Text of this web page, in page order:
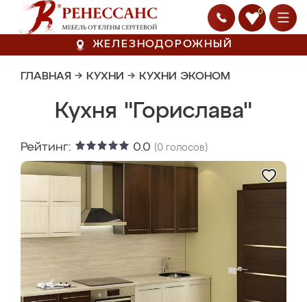
0
ЖЕЛЕЗНОДОРОЖНЫЙ
ГЛАВНАЯ → КУХНИ → КУХНИ ЭКОНОМ
Кухня "Горислава"
Рейтинг: 0.0 (0 голосов)